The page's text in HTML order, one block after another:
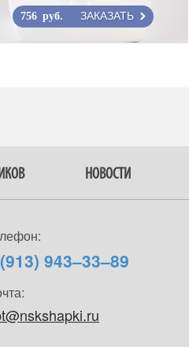
756 руб. ЗАКАЗАТЬ
НОВОСТИ
943–33–89